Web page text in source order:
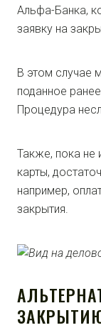
Альфа-Банка,
заявку на
В этом случае
поданное
Процедура
Также, пока не
карты,
например,
закрытия.